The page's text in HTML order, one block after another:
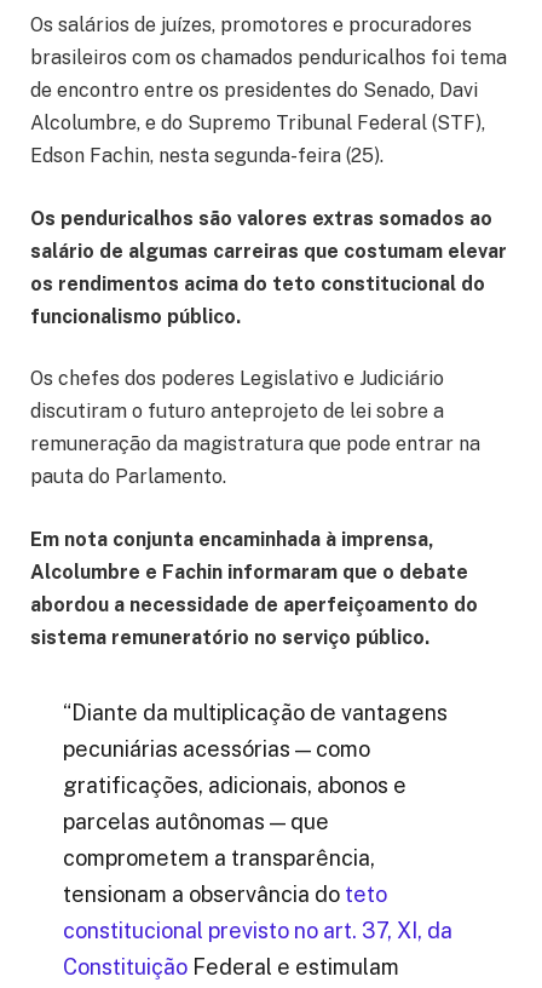
Os salários de juízes, promotores e procuradores
brasileiros com os chamados penduricalhos foi tema
de encontro entre os presidentes do Senado, Davi
Alcolumbre, e do Supremo Tribunal Federal (STF),
Edson Fachin, nesta segunda-feira (25).
Os penduricalhos são valores extras somados ao
salário de algumas carreiras que costumam elevar
os rendimentos acima do teto constitucional do
funcionalismo público.
Os chefes dos poderes Legislativo e Judiciário
discutiram o futuro anteprojeto de lei sobre a
remuneração da magistratura que pode entrar na
pauta do Parlamento.
Em nota conjunta encaminhada à imprensa,
Alcolumbre e Fachin informaram que o debate
abordou a necessidade de aperfeiçoamento do
sistema remuneratório no serviço público.
“Diante da multiplicação de vantagens
pecuniárias acessórias — como
gratificações, adicionais, abonos e
parcelas autônomas — que
comprometem a transparência,
tensionam a observância do teto
constitucional previsto no art. 37, XI, da
ConstituiçãoFederal e estimulam